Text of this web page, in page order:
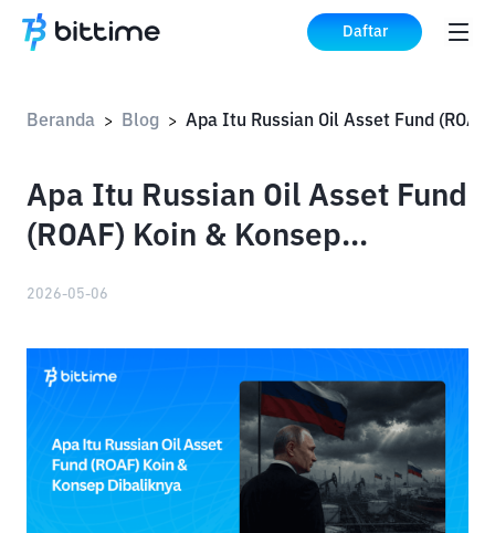
Daftar
Beranda > Blog >
Apa Itu Russian Oil Asset Fund
(ROAF) Koin & Konsep
2026-05-06